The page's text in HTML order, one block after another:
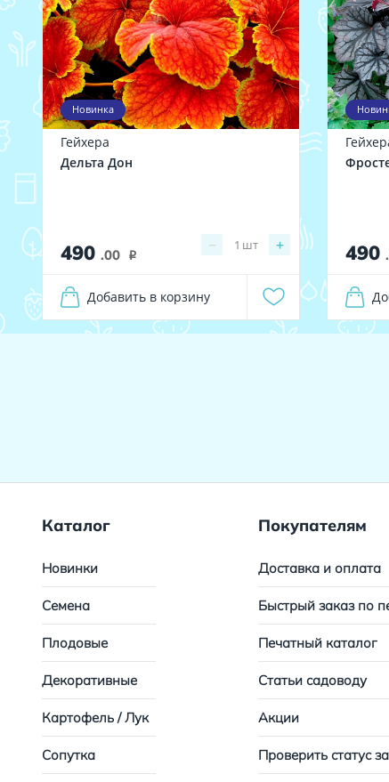
Новинка
Гейхера
Дельта Дон
490 .00 i
− +
1 шт
Добавить в корзину
490
Каталог
Новинки
Семена
Плодовые
Декоративные
Картофель / Лук
Сопутка
Покупателям
Доставка и оплата
Быстрый заказ по
Печатный каталог
Статьи садоводу
Акции
Проверить статус